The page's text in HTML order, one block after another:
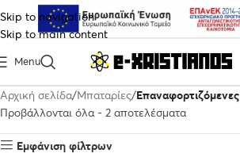
Skip to navigation
Skip to main content
Menu
Αρχική σελίδα Μπαταρίες Επαναφορτιζόμενες
Προβάλλονται όλα - 2 αποτελέσματα
Εμφάνιση φίλτρων